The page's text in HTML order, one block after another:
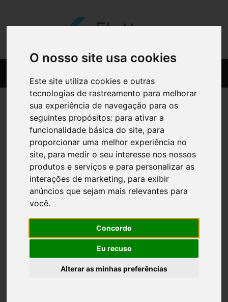
O nosso site usa cookies
Este site utiliza cookies e outras
tecnologias de rastreamento para melhorar
sua experiência de navegação para os
seguintes propósitos: para ativar a
funcionalidade básica do site, para
proporcionar uma melhor experiência no
site, para medir o seu interesse nos nossos
produtos e serviços e para personalizar as
interações de marketing, para exibir
anúncios que sejam mais relevantes para
você.
Concordo
Eu recuso
Alterar as minhas preferências